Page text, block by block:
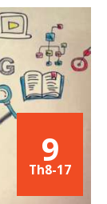
9
Th8-17